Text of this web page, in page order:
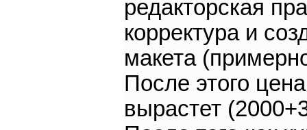
редакторская
корректура и
макета
После этого
вырастет